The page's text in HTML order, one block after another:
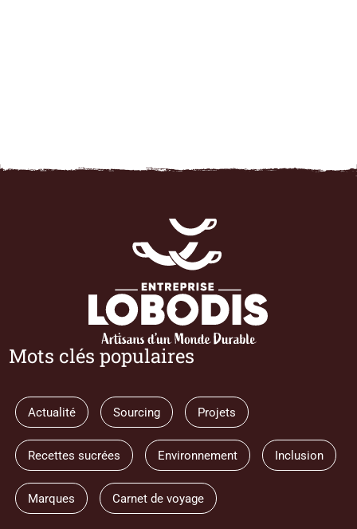
Mots clés populaires
Actualité Sourcing Projets
Recettes sucrées Environnement Inclusion
Marques Carnet de voyage